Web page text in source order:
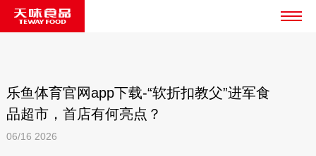
乐鱼体育官网app下载-“软折扣教父”进军食
品超市，首店有何亮点？
06/16 2026